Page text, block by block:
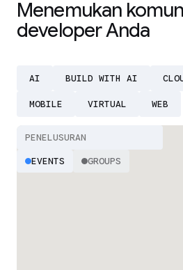
Menemukan
developer Anda
AI BUILD WITH AI
MOBILE VIRTUAL WEB
EVENTS GROUPS